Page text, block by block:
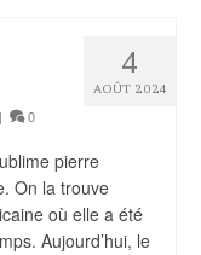
4
AOÛT 2024
| 0
pierre
On la trouve
où elle a été
Aujourd’hui, le